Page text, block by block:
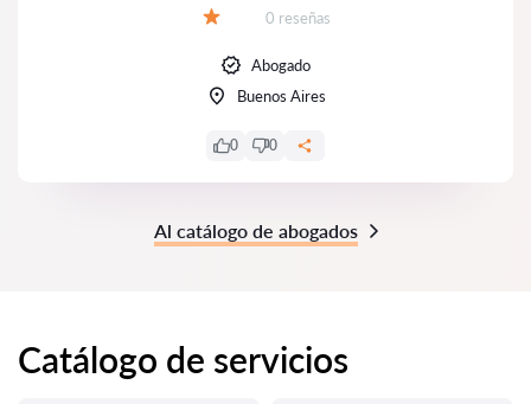
Número de reseñas:
0 reseñas
Abogado
Buenos Aires
0 0
Al catálogo de abogados
Catálogo de servicios